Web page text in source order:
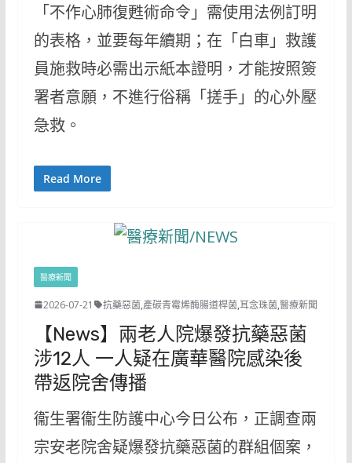
「不作心肺復甦術命令」需使用法例訂明
的表格，並要每年續期；在「白車」救護
員施救時必需出示紙本證明，才能按照簽
署者意願，不進行俗稱「搓手」的心外壓
急救。
Read More
醫療新聞
2026-07-21 抗藥惡菌,產碳青霉烯酶腸道桿菌,耳念珠菌,醫療新聞
【News】兩老人院爆發抗藥惡菌
涉12人 一人疑在廣華醫院感染後
帶返院舍傳播
衞生署衞生防護中心今日公布，正調查兩
宗安老院舍疑爆發抗藥惡菌的群組個案，